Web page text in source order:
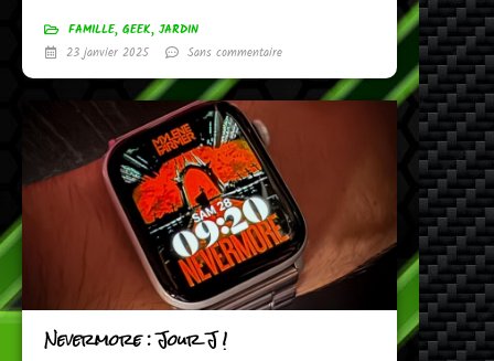
FAMILLE, GEEK, JARDIN
23 janvier 2025
Sans commentaire
Nevermore : Jour J !